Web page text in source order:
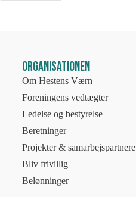
Organisationen
Om Hestens Værn
Foreningens vedtægter
Ledelse og bestyrelse
Beretninger
Projekter & samarbejspartnere
Bliv frivillig
Belønninger